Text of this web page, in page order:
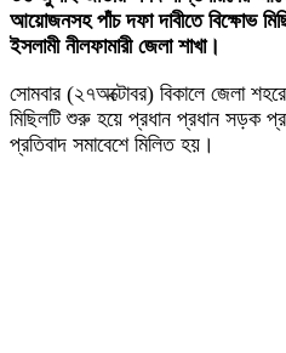
আয়োজনসহ পাঁচ দফা দাবীতে বিক্ষোভ
ইসলামী নীলফামারী জেলা শাখা।
সোমবার (২৭অক্টোবর) বিকালে জেলা
মিছিলটি শুরু হয়ে প্রধান প্রধান সড়ক
প্রতিবাদ সমাবেশে মিলিত হয়।